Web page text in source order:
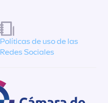
Políticas de uso de las
Redes Sociales